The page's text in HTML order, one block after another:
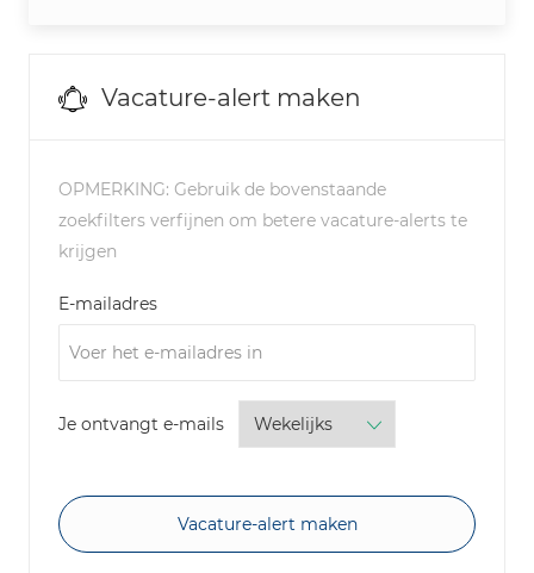
Vacature-alert maken
OPMERKING: Gebruik de bovenstaande
zoekfilters verfijnen om betere vacature-alerts te
krijgen
E-mailadresRequired
Je ontvangt e-mailsRequired
Vacature-alert maken